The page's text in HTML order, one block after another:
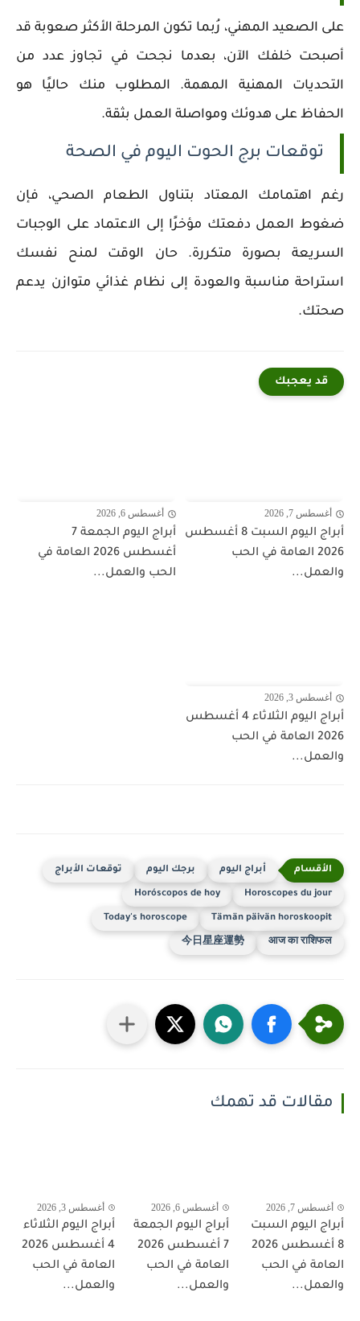
على الصعيد المهني، رُبما تكون المرحلة الأكثر صعوبة قد
أصبحت خلفك الآن، بعدما نجحت في تجاوز عدد من
التحديات المهنية المهمة. المطلوب منك حاليًا هو
الحفاظ على هدوئك ومواصلة العمل بثقة.
توقعات برج الحوت اليوم في الصحة
رغم اهتمامك المعتاد بتناول الطعام الصحي، فإن
ضغوط العمل دفعتك مؤخرًا إلى الاعتماد على الوجبات
السريعة بصورة متكررة. حان الوقت لمنح نفسك
استراحة مناسبة والعودة إلى نظام غذائي متوازن يدعم
صحتك.
قد يعجبك
أغسطس 7, 2026
أبراج اليوم السبت 8 أغسطس
2026 العامة في الحب
والعمل...
أغسطس 6, 2026
أبراج اليوم الجمعة 7
أغسطس 2026 العامة في
الحب والعمل...
أغسطس 3, 2026
أبراج اليوم الثلاثاء 4 أغسطس
2026 العامة في الحب
والعمل...
أبراج اليوم برجك اليوم توقعات الأبراج
Horoscopes du jour
Horóscopos de hoy
Tämän päivän horoskoopit
Today's horoscope
आज का राशिफल
今日星座運勢
مقالات قد تهمك
أغسطس 7, 2026
أبراج اليوم السبت
8 أغسطس 2026
العامة في الحب
والعمل...
أغسطس 6, 2026
أبراج اليوم الجمعة
7 أغسطس 2026
العامة في الحب
والعمل...
أغسطس 3, 2026
أبراج اليوم الثلاثاء
4 أغسطس 2026
العامة في الحب
والعمل...